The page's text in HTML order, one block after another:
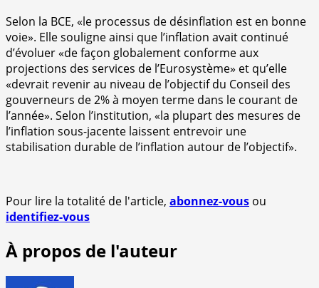
Selon la BCE, «le processus de désinflation est en bonne
voie». Elle souligne ainsi que l’inflation avait continué
d’évoluer «de façon globalement conforme aux
projections des services de l’Eurosystème» et qu’elle
«devrait revenir au niveau de l’objectif du Conseil des
gouverneurs de 2% à moyen terme dans le courant de
l’année». Selon l’institution, «la plupart des mesures de
l’inflation sous-jacente laissent entrevoir une
stabilisation durable de l’inflation autour de l’objectif».
Pour lire la totalité de l'article, abonnez-vous ou
identifiez-vous
À propos de l'auteur